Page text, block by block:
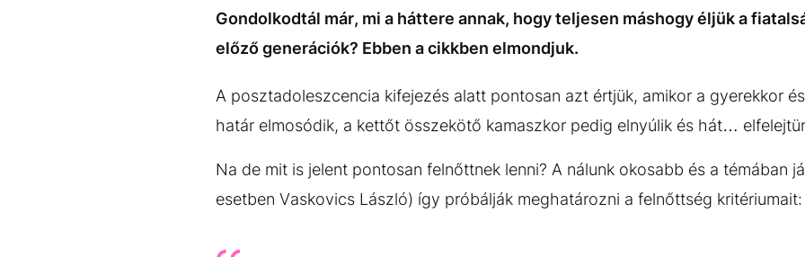
Gondolkodtál már, mi a háttere annak, hogy teljesen máshogy éljük a
előző generációk? Ebben a cikkben elmondjuk.
A posztadoleszcencia kifejezés alatt pontosan azt értjük, amikor a gyerekkor
határ elmosódik, a kettőt összekötő kamaszkor pedig elnyúlik és hát…
Na de mit is jelent pontosan felnőttnek lenni? A nálunk okosabb és a témában
esetben Vaskovics László) így próbálják meghatározni a felnőttség